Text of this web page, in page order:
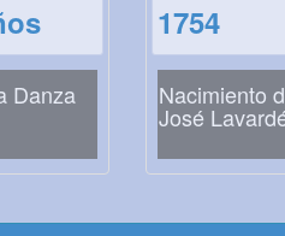
Danza
1754
Nacimiento
José